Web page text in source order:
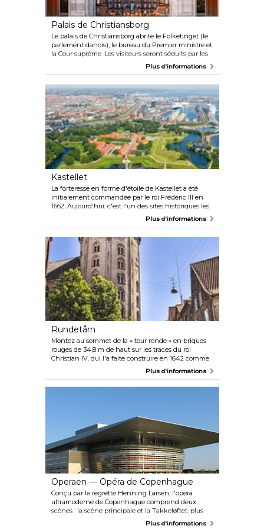
Palais de Christiansborg
Le palais de Christiansborg abrite le Folketinget (le
parlement danois), le bureau du Premier ministre et
la Cour suprême. Les visiteurs seront séduits par les
magnifiques salles de réception royales, les ruines
unique. L'accès au parc du palais, aux galeries
publiques (uniquement pendant les débats
parlementaires) et à la tour est gratuit. La tour offre
d'ailleurs une vue imprenable sur la capitale
danoise.
Plus d'informations
Kastellet
La forteresse en forme d'étoile de Kastellet a été
initialement commandée par le roi Frédéric III en
1662. Aujourd'hui, c'est l'un des sites historiques les
plus évocateurs de Copenhague, avec ses remparts
recouverts d'herbe et ses douves entourant de belles
utilisée occasionnellement pour des concerts. Un
moulin à vent historique orne les remparts, offrant
une vue splendide sur le port et l'impressionnant
dôme de Marmorkirken, semblable à celui du
Vatican.
Plus d'informations
Rundetårn
Montez au sommet de la « tour ronde » en briques
rouges de 34,8 m de haut sur les traces du roi
Christian IV, qui l'a faite construire en 1642 comme
observatoire astronomique et tour pour la nouvelle
également les traces du cheval du tsar Pierre le
Plus d'informations
Operaen — Opéra de Copenhague
Conçu par le regretté Henning Larsen, l'opéra
ultramoderne de Copenhague comprend deux
scènes : la scène principale et la Takkeløftet, plus
petite et plus expérimentale. Le répertoire couvre
Plus d'informations